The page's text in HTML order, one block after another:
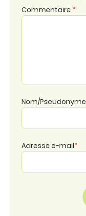
Commentaire *
Nom/Pseudonyme
Adresse e-mail*